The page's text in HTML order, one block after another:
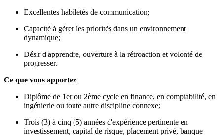
Excellentes habiletés de communication;
Capacité à gérer les priorités dans un environnement
dynamique;
Désir d'apprendre, ouverture à la rétroaction et volonté de
progresser.
Ce que vous apportez
Diplôme de 1er ou 2ème cycle en finance, en comptabilité, en
ingénierie ou toute autre discipline connexe;
Trois (3) à cinq (5) années d'expérience pertinente en
investissement, capital de risque, placement privé, banque